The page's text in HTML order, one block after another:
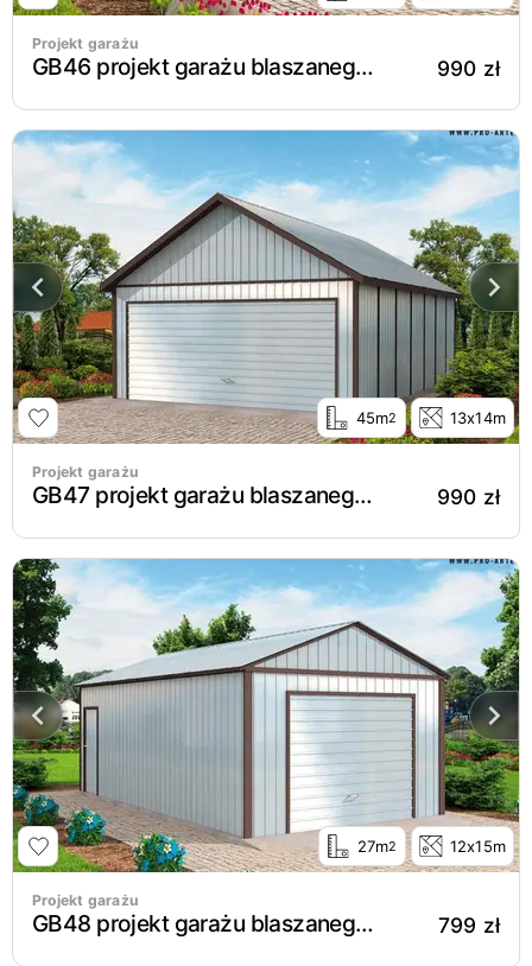
Projekt garażu
GB46 projekt garażu blaszanego dwustanowiskowego 990 zł
45m2 13x14m
Projekt garażu
GB47 projekt garażu blaszanego dwustanowiskowego 990 zł
27m2 12x15m
Projekt garażu
GB48 projekt garażu blaszanego jednostanowiskowego z pomieszczeniem gospodarczym 799 zł